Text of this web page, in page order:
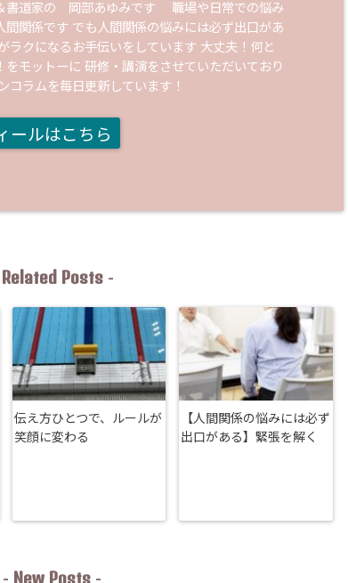
書道家の 岡部あゆみです 職場や日常での悩み
間関係です でも人間関係の悩みには必ず出口があ
ラクになるお手伝いをしています 大丈夫！何と
をモットーに 研修・講演をさせていただいており
コラムを毎日更新しています！
ールはこちら
Related Posts-
伝え方ひとつで、ルールが
笑顔に変わる
【人間関係の悩みには必ず
出口がある】緊張を解く
New Posts